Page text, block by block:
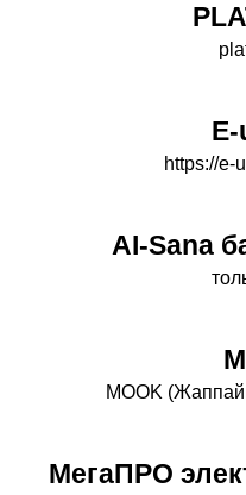
https://e-
AI-Sana
МООK (Жаппай
МегаПРО